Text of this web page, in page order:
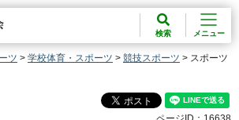
検索 メニュー
ツ > 学校体育・スポーツ > 競技スポーツ > スポーツ